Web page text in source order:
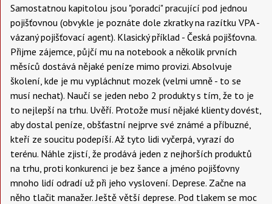
Samostatnou kapitolou jsou "poradci" pracující pod jednou
pojišťovnou (obvykle je poznáte dole zkratky na razítku VPA -
vázaný pojišťovací agent). Klasický příklad - Česká pojišťovna.
Přijme zájemce, půjčí mu na notebook a několik prvních
měsíců dostává nějaké peníze mimo provizi. Absolvuje
školení, kde je mu vypláchnut mozek (velmi umně - to se
musí nechat). Naučí se jeden nebo 2 produkty s tím, že to je
to nejlepší na trhu. Uvěří. Protože musí nějaké klienty dovést,
aby dostal peníze, obšťastní nejprve své známé a příbuzné,
kteří ze soucitu podepíší. Až tyto lidi vyčerpá, vyrazí do
terénu. Náhle zjistí, že prodává jeden z nejhorších produktů
na trhu, proti konkurenci je bez šance a jméno pojišťovny
mnoho lidí odradí už při jeho vyslovení. Deprese. Začne na
něho tlačit manažer. Ještě větší deprese. Pod tlakem se moc